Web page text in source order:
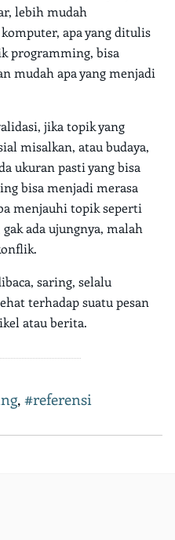
lebih mudah
apa yang ditulis
programming, bisa
mudah apa yang menjadi
jika topik yang
misalkan, atau budaya,
ukuran pasti yang bisa
bisa menjadi merasa
menjauhi topik seperti
ada ujungnya, malah
saring, selalu
terhadap suatu pesan
atau berita.
,#referensi